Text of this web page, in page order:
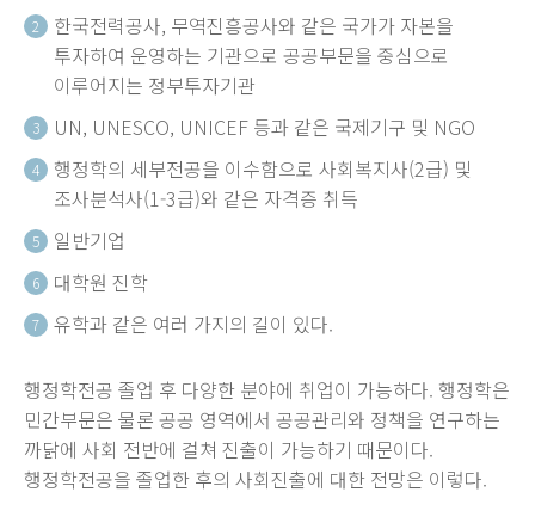
2
한국전력공사, 무역진흥공사와 같은 국가가 자본을
투자하여 운영하는 기관으로 공공부문을 중심으로
이루어지는 정부투자기관
3 UN, UNESCO, UNICEF 등과 같은 국제기구 및 NGO
4
행정학의 세부전공을 이수함으로 사회복지사(2급) 및
조사분석사(1-3급)와 같은 자격증 취득
5 일반기업
6 대학원 진학
7 유학과 같은 여러 가지의 길이 있다.
행정학전공 졸업 후 다양한 분야에 취업이 가능하다. 행정학은
민간부문은 물론 공공 영역에서 공공관리와 정책을 연구하는
까닭에 사회 전반에 걸쳐 진출이 가능하기 때문이다.
행정학전공을 졸업한 후의 사회진출에 대한 전망은 이렇다.